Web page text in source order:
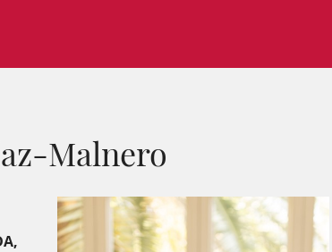
Malnero